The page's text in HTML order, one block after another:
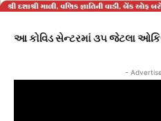
આ કોવિડ સેન્ટરમાં ૩૫ જેટલા
-